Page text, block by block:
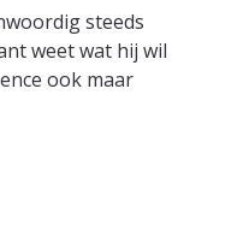
steeds
weet wat hij wil
ook maar